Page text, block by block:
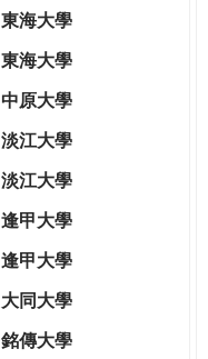
東海大學
東海大學
中原大學
淡江大學
淡江大學
逢甲大學
逢甲大學
大同大學
銘傳大學